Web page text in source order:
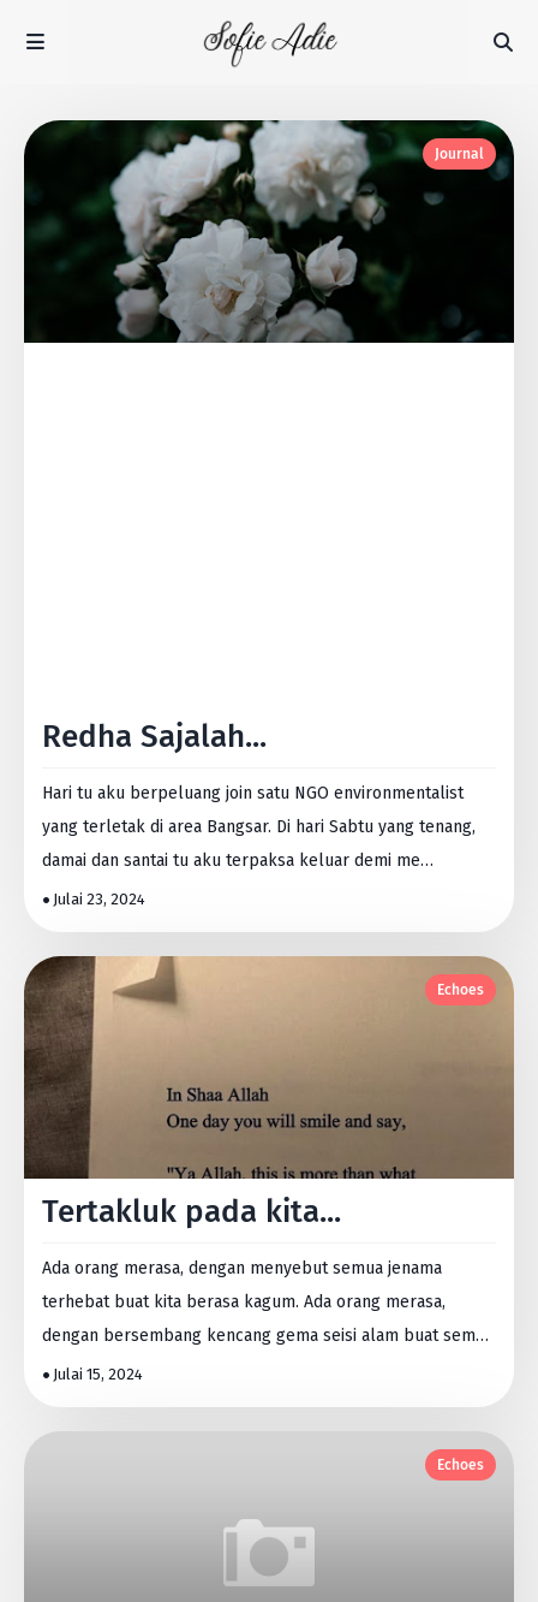
Journal
Redha Sajalah...
Hari tu aku berpeluang join satu NGO environmentalist
yang terletak di area Bangsar. Di hari Sabtu yang tenang,
damai dan santai tu aku terpaksa keluar demi me…
Julai 23, 2024
Echoes
Tertakluk pada kita...
Ada orang merasa, dengan menyebut semua jenama
terhebat buat kita berasa kagum. Ada orang merasa,
dengan bersembang kencang gema seisi alam buat semua
orang tu…
Julai 15, 2024
Echoes